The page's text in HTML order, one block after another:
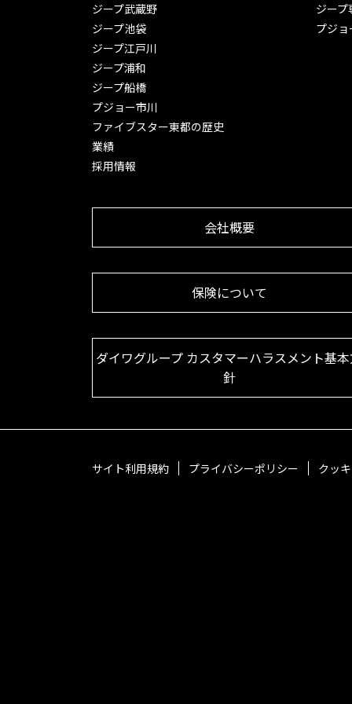
ジープ武蔵野
ジープ池袋
ジープ江戸川
ジープ浦和
ジープ船橋
プジョー市川
ファイブスター東都の歴史
業績
採用情報
ジー
プジ
会社概要
保険について
ダイワグループ カスタマーハラスメント基
針
サイト利用規約 プライバシーポリシー クッ